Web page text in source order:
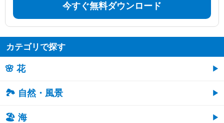
今すぐ無料ダウンロード
カテゴリで探す
🌸 花
🏞️ 自然・風景
🏖 海